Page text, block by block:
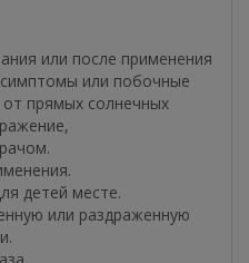
или после применения
симптомы или побочные
прямых солнечных
детей месте.
или раздраженную